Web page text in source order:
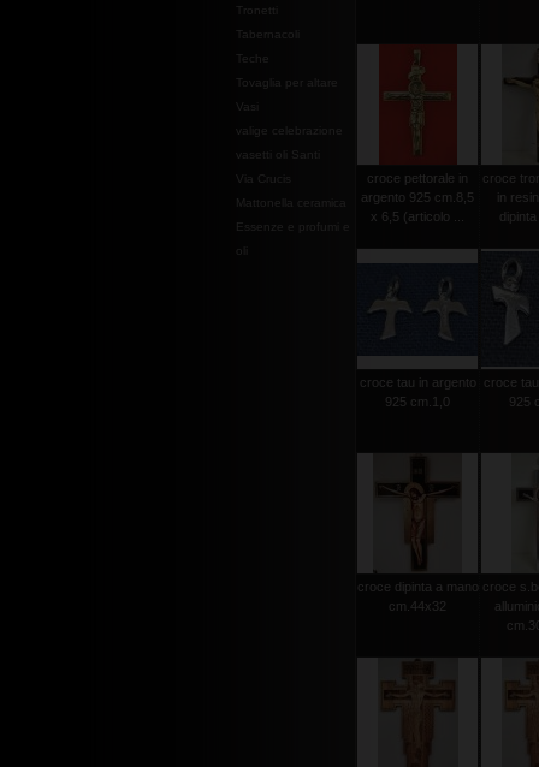
Tabernacoli
valige celebrazione
Mattonella ceramica
Essenze e profumi e
croce pettorale in
argento 925 cm.8,5
x 6,5 (articolo ...
croce
in
croce tau in argento
925 cm.1,0
croce
925
croce dipinta a mano
cm.44x32
croce